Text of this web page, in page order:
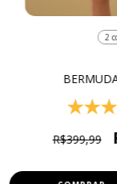
2
R$399,99